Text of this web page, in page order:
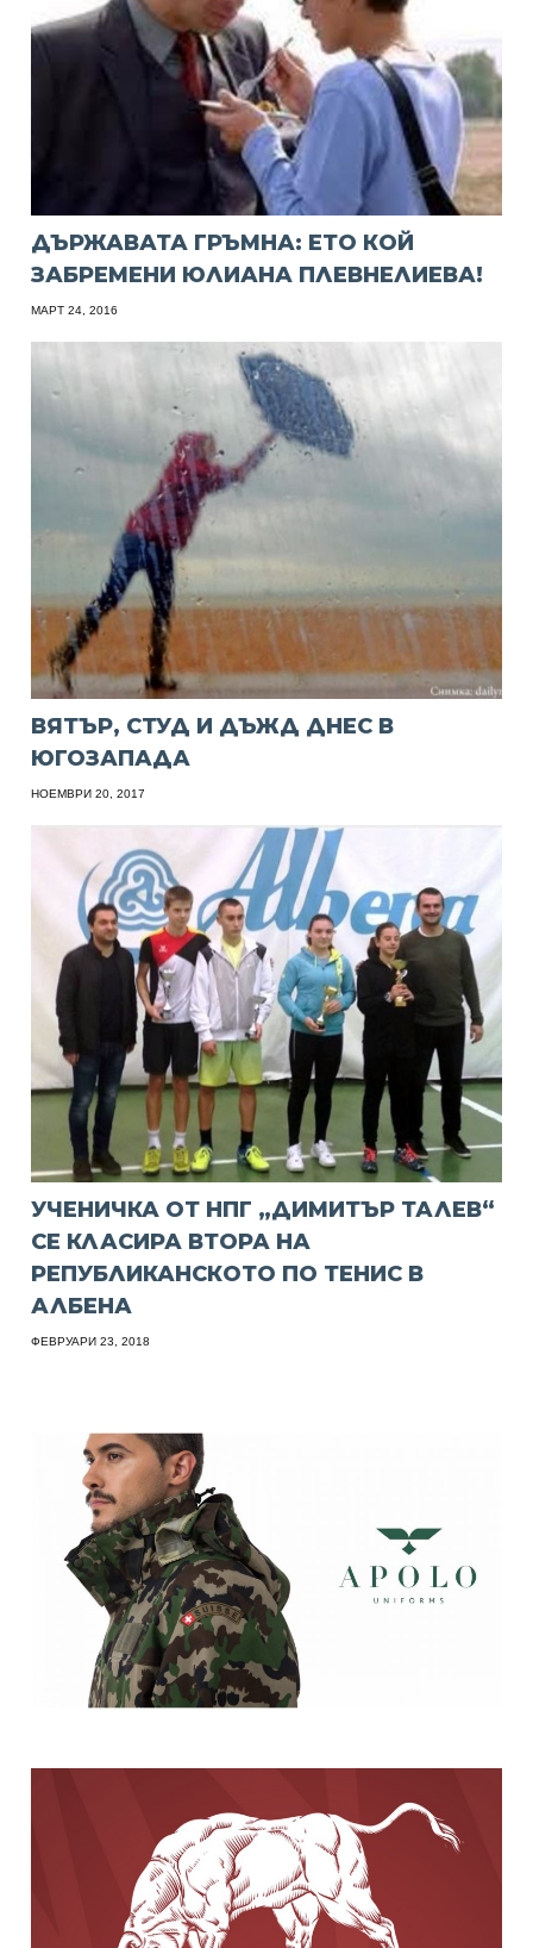
ДЪРЖАВАТА ГРЪМНА: ЕТО КОЙ
ЗАБРЕМЕНИ ЮЛИАНА ПЛЕВНЕЛИЕВА!
МАРТ 24, 2016
ВЯТЪР, СТУД И ДЪЖД ДНЕС В
ЮГОЗАПАДА
НОЕМВРИ 20, 2017
УЧЕНИЧКА ОТ НПГ „ДИМИТЪР ТАЛЕВ“
СЕ КЛАСИРА ВТОРА НА
РЕПУБЛИКАНСКОТО ПО ТЕНИС В
АЛБЕНА
ФЕВРУАРИ 23, 2018